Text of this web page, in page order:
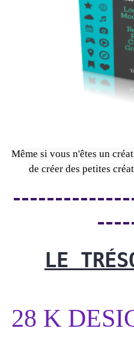
Même si vous n'êtes un
de créer des petites
LE
28 K